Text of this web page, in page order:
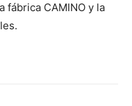
fábrica CAMINO y la